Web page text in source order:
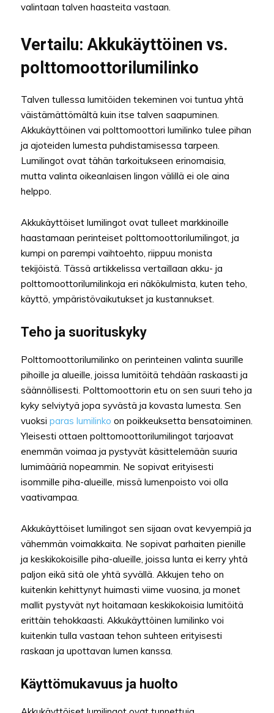
valintaan talven haasteita vastaan.
Vertailu: Akkukäyttöinen vs.
polttomoottorilumilinko
Talven tullessa lumitöiden tekeminen voi tuntua yhtä
väistämättömältä kuin itse talven saapuminen.
Akkukäyttöinen vai polttomoottori lumilinko tulee pihan
ja ajoteiden lumesta puhdistamisessa tarpeen.
Lumilingot ovat tähän tarkoitukseen erinomaisia,
mutta valinta oikeanlaisen lingon välillä ei ole aina
helppo.
Akkukäyttöiset lumilingot ovat tulleet markkinoille
haastamaan perinteiset polttomoottorilumilingot, ja
kumpi on parempi vaihtoehto, riippuu monista
tekijöistä. Tässä artikkelissa vertaillaan akku- ja
polttomoottorilumilinkoja eri näkökulmista, kuten teho,
käyttö, ympäristövaikutukset ja kustannukset.
Teho ja suorituskyky
Polttomoottorilumilinko on perinteinen valinta suurille
pihoille ja alueille, joissa lumitöitä tehdään raskaasti ja
säännöllisesti. Polttomoottorin etu on sen suuri teho ja
kyky selviytyä jopa syvästä ja kovasta lumesta. Sen
vuoksi paras lumilinko on poikkeuksetta bensatoiminen.
Yleisesti ottaen polttomoottorilumilingot tarjoavat
enemmän voimaa ja pystyvät käsittelemään suuria
lumimääriä nopeammin. Ne sopivat erityisesti
isommille piha-alueille, missä lumenpoisto voi olla
vaativampaa.
Akkukäyttöiset lumilingot sen sijaan ovat kevyempiä ja
vähemmän voimakkaita. Ne sopivat parhaiten pienille
ja keskikokoisille piha-alueille, joissa lunta ei kerry yhtä
paljon eikä sitä ole yhtä syvällä. Akkujen teho on
kuitenkin kehittynyt huimasti viime vuosina, ja monet
mallit pystyvät nyt hoitamaan keskikokoisia lumitöitä
erittäin tehokkaasti. Akkukäyttöinen lumilinko voi
kuitenkin tulla vastaan tehon suhteen erityisesti
raskaan ja upottavan lumen kanssa.
Käyttömukavuus ja huolto